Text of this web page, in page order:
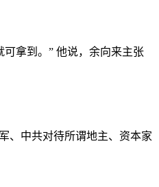
拿到。” 他说，余向来主张
、中共对待所谓地主、资本家